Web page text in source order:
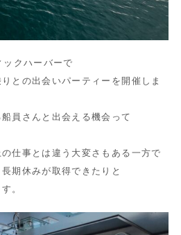
クハーバーで
との出会いパーティーを開催しま
員さんと出会える機会って
仕事とは違う大変さもある一方で
期休みが取得できたりと
。